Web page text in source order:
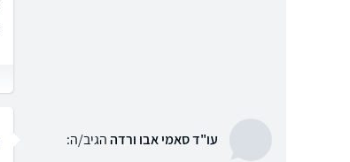
עו"ד סאמי אבו ורדההגיב/ה: